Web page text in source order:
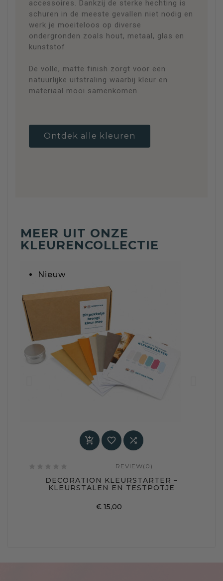
accessoires. Dankzij de sterke hechting is
schuren in de meeste gevallen niet nodig en
werk je moeiteloos op diverse
ondergronden zoals hout, metaal, glas en
kunststof
De volle, matte finish zorgt voor een
natuurlijke uitstraling waarbij kleur en
materiaal mooi samenkomen.
Ontdek alle kleuren
MEER UIT ONZE
KLEURENCOLLECTIE
Nieuw
  
REVIEW(0)
DECORATION KLEURSTARTER –
KLEURSTALEN EN TESTPOTJE
€ 15,00